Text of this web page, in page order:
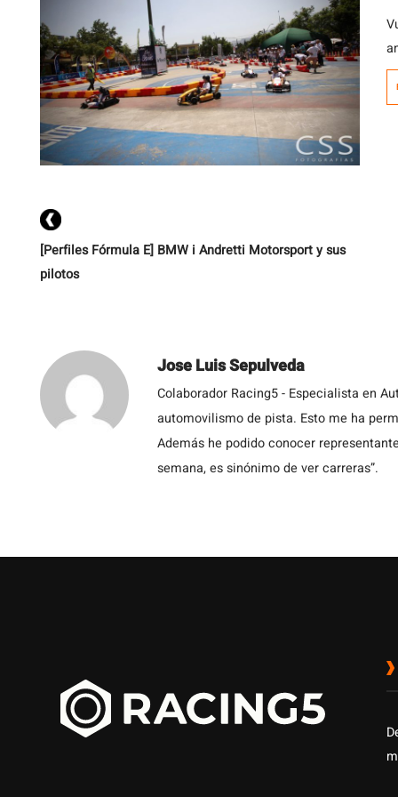
[Perfiles Fórmula E] BMW i Andretti Motorsport y sus
pilotos
Jose Luis Sepulveda
Colaborador Racing5 - Especialista en
automovilismo de pista. Esto me ha
Además he podido conocer
semana, es sinónimo de ver carreras”.